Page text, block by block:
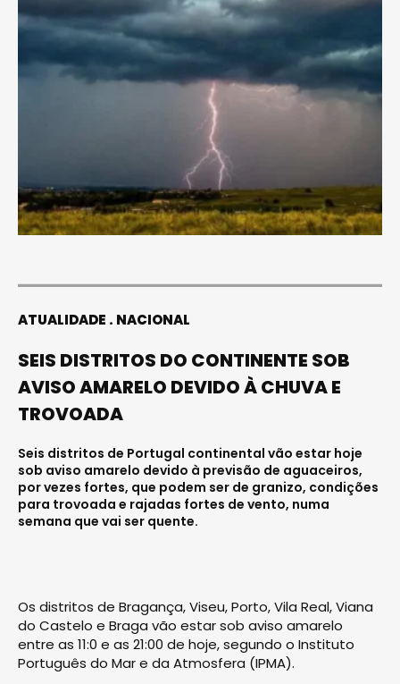
ATUALIDADE NACIONAL
SEIS DISTRITOS DO CONTINENTE SOB
AVISO AMARELO DEVIDO À CHUVA E
TROVOADA
Seis distritos de Portugal continental vão estar hoje
sob aviso amarelo devido à previsão de aguaceiros,
por vezes fortes, que podem ser de granizo, condições
para trovoada e rajadas fortes de vento, numa
semana que vai ser quente.
Os distritos de Bragança, Viseu, Porto, Vila Real, Viana
do Castelo e Braga vão estar sob aviso amarelo
entre as 11:0 e as 21:00 de hoje, segundo o Instituto
Português do Mar e da Atmosfera (IPMA).